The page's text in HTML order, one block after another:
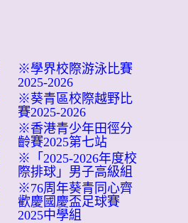
※學界校際游泳比賽
2025-2026
※葵青區校際越野比
賽2025-2026
※香港青少年田徑分
齡賽2025第七站
※「2025-2026年度校
際排球」男子高級組
※76周年葵青同心齊
歡慶國慶盃足球賽
2025中學組